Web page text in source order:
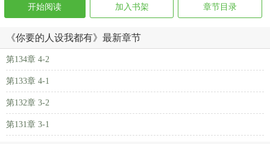
开始阅读 加入书架 章节目录
《你要的人设我都有》最新章节
第134章 4-2
第133章 4-1
第132章 3-2
第131章 3-1